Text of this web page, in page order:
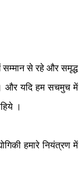
सम्मान से रहे और समृद्ध
और यदि हम सचमुच में
।
हमारे नियंत्रण में